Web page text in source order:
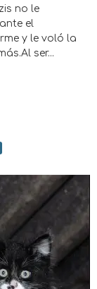
no le
el
y le voló la
ser...